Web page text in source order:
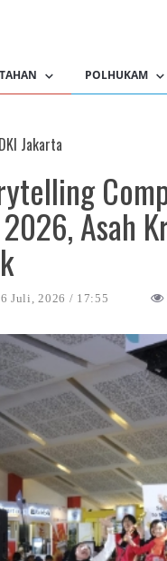
POLHUKAM
DKI Jakarta
2026, Asah
Juli, 2026 / 17:55